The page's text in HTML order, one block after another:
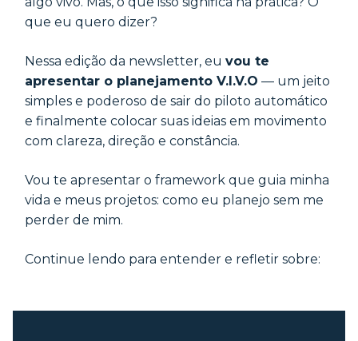
que eu quero dizer?
Nessa edição da newsletter, eu vou te
apresentar o planejamento V.I.V.O — um jeito
simples e poderoso de sair do piloto automático
e finalmente colocar suas ideias em movimento
com clareza, direção e constância.
Vou te apresentar o framework que guia minha
vida e meus projetos: como eu planejo sem me
perder de mim.
Continue lendo para entender e refletir sobre: